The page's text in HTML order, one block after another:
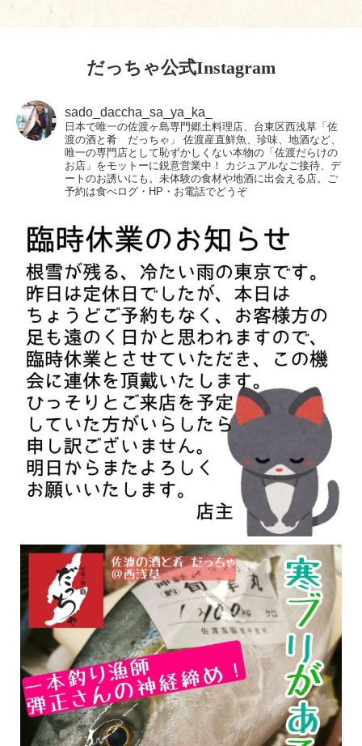
だっちゃ公式Instagram
sado_daccha_sa_ya_ka_
日本で唯一の佐渡ヶ島専門郷土料理店、台東区西浅草「佐
渡の酒と肴 だっちゃ」
佐渡産直鮮魚、珍味、地酒など、
唯一の専門店として恥ずかしくない本物の「佐渡だらけの
お店」をモットーに鋭意営業中！
カジュアルなご接待、デ
ートのお誘いにも。未体験の食材や地酒に出会える店。ご
予約は食べログ・HP・お電話でどうぞ